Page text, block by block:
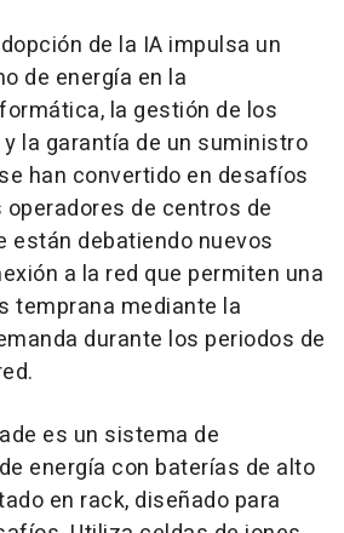
de la IA impulsa un
de energía en la
la gestión de los
la garantía de un suministro
han convertido en desafíos
de centros de
están debatiendo nuevos
a la red que permiten una
temprana mediante la
durante los periodos de
es un sistema de
energía con baterías de alto
en rack, diseñado para